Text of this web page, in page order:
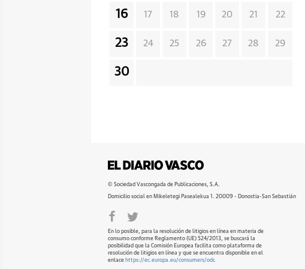
16 17 18 19 20 21 22
23 24 25 26 27 28 29
30
© Sociedad Vascongada de Publicaciones, S.A.
Domicilio social en Mikeletegi Pasealekua 1. 20009 - Donostia-San Sebastián
En lo posible, para la resolución de litigios en línea en materia de
consumo conforme Reglamento (UE) 524/2013, se buscará la
posibilidad que la Comisión Europea facilita como plataforma de
resolución de litigios en línea y que se encuentra disponible en el
enlace https://ec.europa.eu/consumers/odr.